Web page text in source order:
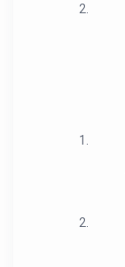
2.
1.
2.